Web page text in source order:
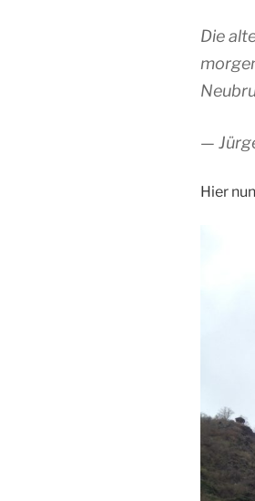
Die
—
Hier